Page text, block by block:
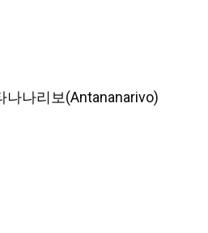
나나리보(Antananarivo)